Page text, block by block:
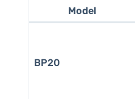
Model
BP20